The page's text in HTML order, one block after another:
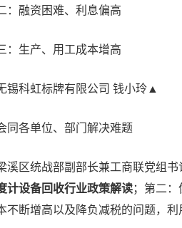
融资困难、利息偏高
生产、用工成本增高
科虹标牌有限公司 钱小玲▲
各单位、部门解决难题
区统战部副部长兼工商联党组书
计设备回收行业政策解读；第二
不断增高以及降负减税的问题，利